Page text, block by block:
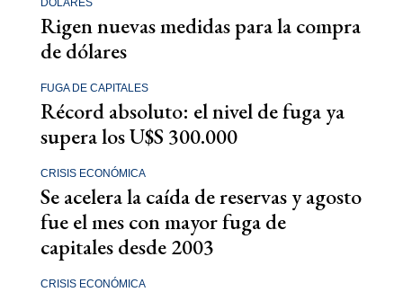
DÓLARES
Rigen nuevas medidas para la compra
de dólares
FUGA DE CAPITALES
Récord absoluto: el nivel de fuga ya
supera los U$S 300.000
CRISIS ECONÓMICA
Se acelera la caída de reservas y agosto
fue el mes con mayor fuga de
capitales desde 2003
CRISIS ECONÓMICA